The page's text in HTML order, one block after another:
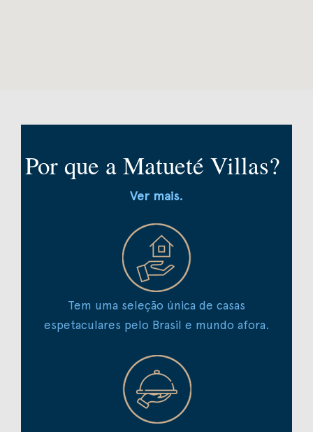
Por que a Matueté Villas?
Ver mais.
Tem uma seleção única de casas
espetaculares pelo Brasil e mundo afora.